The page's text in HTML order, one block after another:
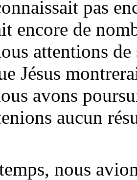
pas
encore de
attentions
Jésus
avons
aucun
nous